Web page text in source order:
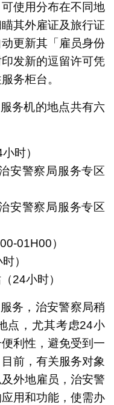
使用分布在不同地
其外雇证及旅行证
更新其「雇员身份
发新的逗留许可凭
务柜台。
务机的地点共有六
时）
安警察局服务专区
安警察局服务专区
01H00）
）
24小时）
务，治安警察局稍
点，尤其考虑24小
利性，避免受到一
前，有关服务对象
外地雇员，治安警
用和功能，使需办